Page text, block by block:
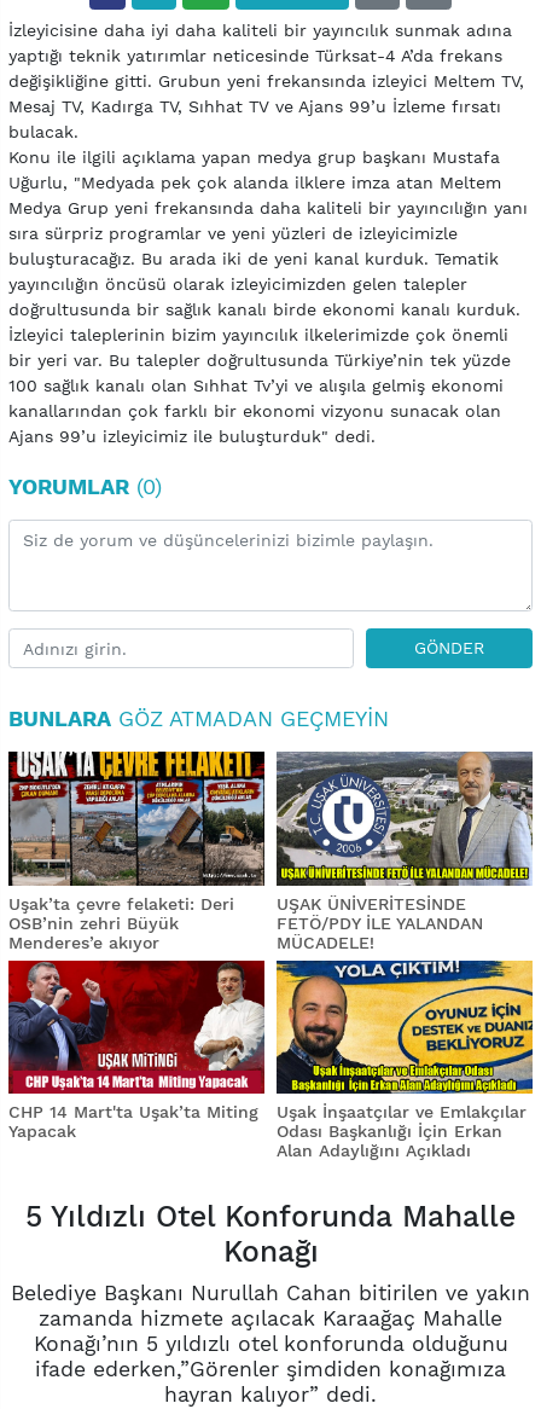
İzleyicisine daha iyi daha kaliteli bir yayıncılık sunmak adına
yaptığı teknik yatırımlar neticesinde Türksat-4 A’da frekans
değişikliğine gitti. Grubun yeni frekansında izleyici Meltem TV,
Mesaj TV, Kadırga TV, Sıhhat TV ve Ajans 99’u İzleme fırsatı
bulacak.
Konu ile ilgili açıklama yapan medya grup başkanı Mustafa
Uğurlu, "Medyada pek çok alanda ilklere imza atan Meltem
Medya Grup yeni frekansında daha kaliteli bir yayıncılığın yanı
sıra sürpriz programlar ve yeni yüzleri de izleyicimizle
buluşturacağız. Bu arada iki de yeni kanal kurduk. Tematik
yayıncılığın öncüsü olarak izleyicimizden gelen talepler
doğrultusunda bir sağlık kanalı birde ekonomi kanalı kurduk.
İzleyici taleplerinin bizim yayıncılık ilkelerimizde çok önemli
bir yeri var. Bu talepler doğrultusunda Türkiye’nin tek yüzde
100 sağlık kanalı olan Sıhhat Tv’yi ve alışıla gelmiş ekonomi
kanallarından çok farklı bir ekonomi vizyonu sunacak olan
Ajans 99’u izleyicimiz ile buluşturduk" dedi.
YORUMLAR (0)
GÖNDER
BUNLARA GÖZ ATMADAN GEÇMEYIN
Uşak’ta çevre felaketi: Deri
OSB’nin zehri Büyük
Menderes’e akıyor
UŞAK ÜNİVERİTESİNDE
FETÖ/PDY İLE YALANDAN
MÜCADELE!
CHP 14 Mart'ta Uşak’ta Miting
Yapacak
Uşak İnşaatçılar ve Emlakçılar
Odası Başkanlığı İçin Erkan
Alan Adaylığını Açıkladı
5 Yıldızlı Otel Konforunda Mahalle
Konağı
Belediye Başkanı Nurullah Cahan bitirilen ve yakın
zamanda hizmete açılacak Karaağaç Mahalle
Konağı’nın 5 yıldızlı otel konforunda olduğunu
ifade ederken,”Görenler şimdiden konağımıza
hayran kalıyor” dedi.